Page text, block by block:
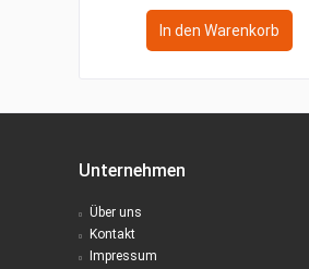
In den Warenkorb
Unternehmen
Über uns
Kontakt
Impressum